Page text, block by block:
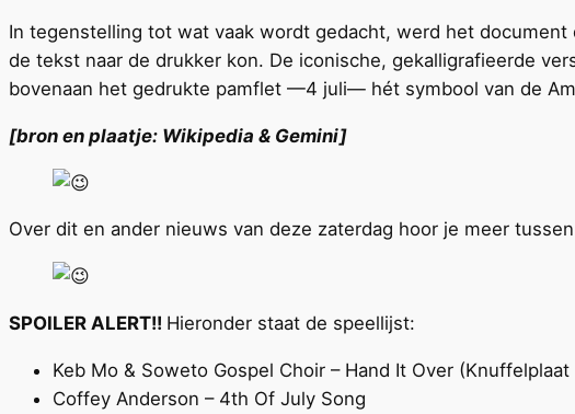
In tegenstelling tot wat vaak wordt gedacht, werd het
de tekst naar de drukker kon. De iconische, gekalligrafieerde
bovenaan het gedrukte pamflet —4 juli— hét symbool van de
[bron en plaatje: Wikipedia & Gemini]
Over dit en ander nieuws van deze zaterdag hoor je meer
SPOILER ALERT!! Hieronder staat de speellijst:
Keb Mo & Soweto Gospel Choir – Hand It Over (Knuffelplaat
Coffey Anderson – 4th Of July Song